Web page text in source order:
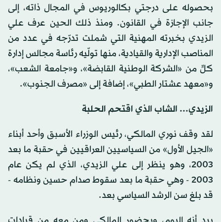
بحصوله على درجتي بكالوريوس في المجال ذاته، إلى
جانب الإجازة في القانون. ومنذ ذلك الحين عرف علي
الزيدي بخبرته المهنية التي شملت تدرّجه في عدد من
المناصب الإدارية والقيادية، منها تولّيه رئاسة مجالس إدارة
كلٍّ من «الشركة الوطنية القابضة»، و«جامعة الشعب»،
و«معهد عشتار الطبي»، إضافة إلى «مصرف الجنوب».
الزيدي... الشاب الذي اقتحم الحلبة
لقد وقف نوري المالكي، رئيس الوزراء الأسبق وأحد أبناء
«الجيل الأول» من السياسيين العراقيين في حقبة ما بعد
2003، وهو ينظر إلى علي الزيدي، الذي لم يكن عام
2003 - وهي حقبة ما بعد سقوط صدام حسين ونظامه -
قد بلغ سن الرشد السياسي بعد.